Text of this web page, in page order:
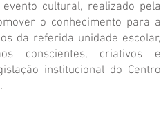
cultural, realizado pela
o conhecimento para a
da referida unidade escolar,
conscientes, criativos e
institucional do Centro